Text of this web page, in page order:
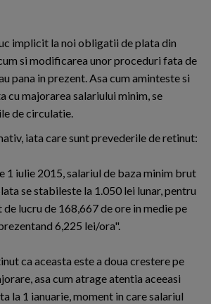
implicit la noi obligatii de plata din
si modificarea unor proceduri fata de
pana in prezent. Asa cum aminteste si
cu majorarea salariului minim, se
de circulatie.
iata care sunt prevederile de retinut:
1 iulie 2015, salariul de baza minim brut
se stabileste la 1.050 lei lunar, pentru
lucru de 168,667 de ore in medie pe
6,225 lei/ora".
ca aceasta este a doua crestere pe
asa cum atrage atentia aceeasi
la 1 ianuarie, moment in care salariul